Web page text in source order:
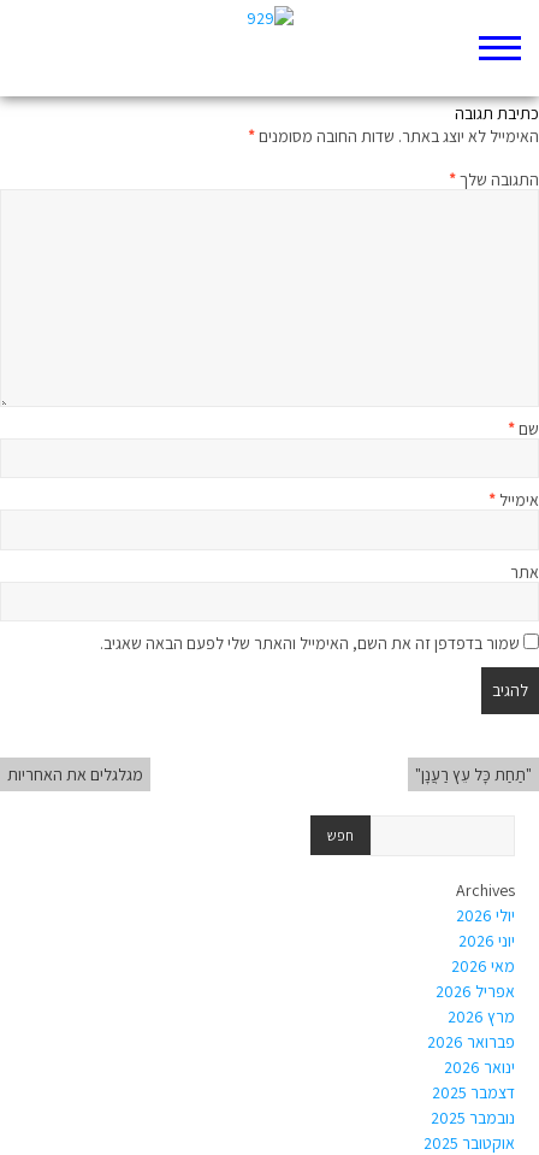
כתיבת תגובה
האימייל לא יוצג באתר. שדות החובה מסומנים*
התגובה שלך*
שם*
אימייל *
אתר
שמור בדפדפן זה את השם, האימייל והאתר שלי לפעם הבאה שאגיב.
"תַחַת כָּל עֵץ רַעֲנָן" מגלגלים את האחריות
Archives
יולי 2026
יוני 2026
מאי 2026
אפריל 2026
מרץ 2026
פברואר 2026
ינואר 2026
דצמבר 2025
נובמבר 2025
אוקטובר 2025